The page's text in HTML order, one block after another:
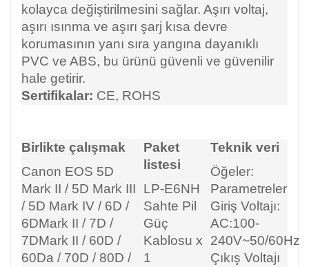
kolayca değiştirilmesini sağlar. Aşırı voltaj,
aşırı ısınma ve aşırı şarj kısa devre
korumasının yanı sıra yangına dayanıklı
PVC ve ABS, bu ürünü güvenli ve güvenilir
hale getirir.
Sertifikalar: CE, ROHS
Birlikte çalışmak
Canon EOS 5D
Mark II / 5D Mark III
/ 5D Mark IV / 6D /
6DMark II / 7D /
7DMark II / 60D /
60Da / 70D / 80D /
Paket
listesi
LP-E6NH
Sahte Pil
Güç
Kablosu x
1
Teknik veri
Öğeler:
Parametreler
Giriş Voltajı:
AC:100-
240V~50/60Hz
Çıkış Voltajı